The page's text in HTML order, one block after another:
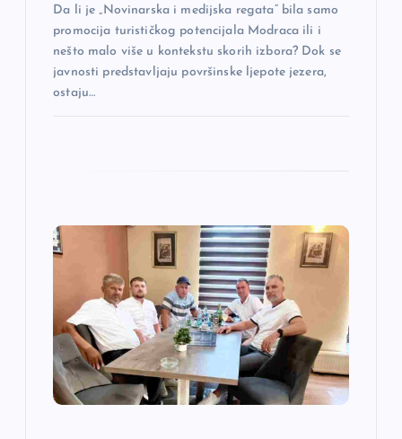
Da li je „Novinarska i medijska regata“ bila samo
promocija turističkog potencijala Modraca ili i
nešto malo više u kontekstu skorih izbora? Dok se
javnosti predstavljaju površinske ljepote jezera,
ostaju…